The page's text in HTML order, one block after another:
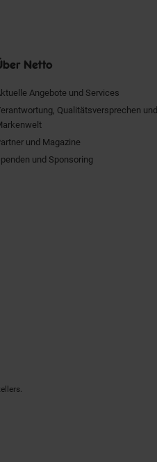
Netto
Angebote und Services
Qualitätsversprechen und
und Magazine
und Sponsoring